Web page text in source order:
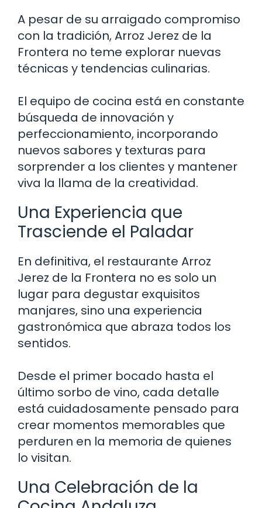
A pesar de su arraigado compromiso
con la tradición, Arroz Jerez de la
Frontera no teme explorar nuevas
técnicas y tendencias culinarias.
El equipo de cocina está en constante
búsqueda de innovación y
perfeccionamiento, incorporando
nuevos sabores y texturas para
sorprender a los clientes y mantener
viva la llama de la creatividad.
Una Experiencia que
Trasciende el Paladar
En definitiva, el restaurante Arroz
Jerez de la Frontera no es solo un
lugar para degustar exquisitos
manjares, sino una experiencia
gastronómica que abraza todos los
sentidos.
Desde el primer bocado hasta el
último sorbo de vino, cada detalle
está cuidadosamente pensado para
crear momentos memorables que
perduren en la memoria de quienes
lo visitan.
Una Celebración de la